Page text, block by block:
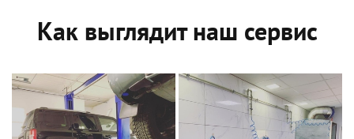
Как выглядит наш сервис